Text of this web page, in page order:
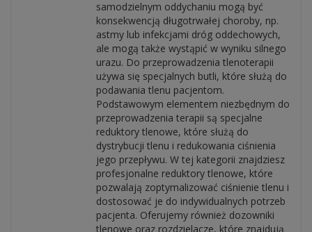
samodzielnym oddychaniu mogą być
konsekwencją długotrwałej choroby, np.
astmy lub infekcjami dróg oddechowych,
ale mogą także wystąpić w wyniku silnego
urazu. Do przeprowadzenia tlenoterapii
używa się specjalnych butli, które służą do
podawania tlenu pacjentom.
Podstawowym elementem niezbędnym do
przeprowadzenia terapii są specjalne
reduktory tlenowe, które służą do
dystrybucji tlenu i redukowania ciśnienia
jego przepływu. W tej kategorii znajdziesz
profesjonalne reduktory tlenowe, które
pozwalają zoptymalizować ciśnienie tlenu i
dostosować je do indywidualnych potrzeb
pacjenta. Oferujemy również dozowniki
tlenowe oraz rozdzielacze, które znajdują